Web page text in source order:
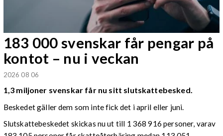
183 000 svenskar får pengar på
kontot – nu i veckan
2026 08 06
1,3 miljoner svenskar får nu sitt slutskattebesked.
Beskedet gäller dem som inte fick det i april eller juni.
Slutskattebeskedet skickas nu ut till 1 368 916 personer, varav